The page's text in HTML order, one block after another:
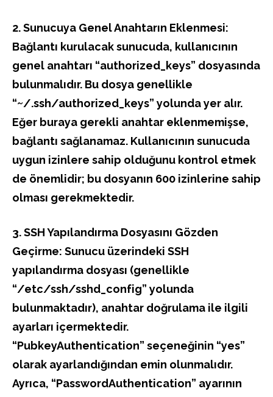
2. Sunucuya Genel Anahtarın Eklenmesi:
Bağlantı kurulacak sunucuda, kullanıcının
genel anahtarı “authorized_keys” dosyasında
bulunmalıdır. Bu dosya genellikle
“~/.ssh/authorized_keys” yolunda yer alır.
Eğer buraya gerekli anahtar eklenmemişse,
bağlantı sağlanamaz. Kullanıcının sunucuda
uygun izinlere sahip olduğunu kontrol etmek
de önemlidir; bu dosyanın 600 izinlerine sahip
olması gerekmektedir.
3. SSH Yapılandırma Dosyasını Gözden
Geçirme: Sunucu üzerindeki SSH
yapılandırma dosyası (genellikle
“/etc/ssh/sshd_config” yolunda
bulunmaktadır), anahtar doğrulama ile ilgili
ayarları içermektedir.
“PubkeyAuthentication” seçeneğinin “yes”
olarak ayarlandığından emin olunmalıdır.
Ayrıca, “PasswordAuthentication” ayarının